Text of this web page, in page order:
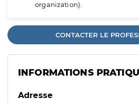
organization).
CONTACTER LE
INFORMATIONS
Adresse